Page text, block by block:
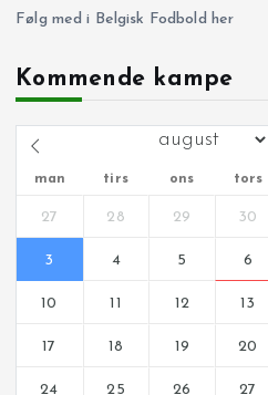
Følg med i Belgisk Fodbold her
Kommende kampe
man tirs ons tors
27 28 29 30
3 4 5 6
10 11 12 13
17 18 19 20
24 25 26 27